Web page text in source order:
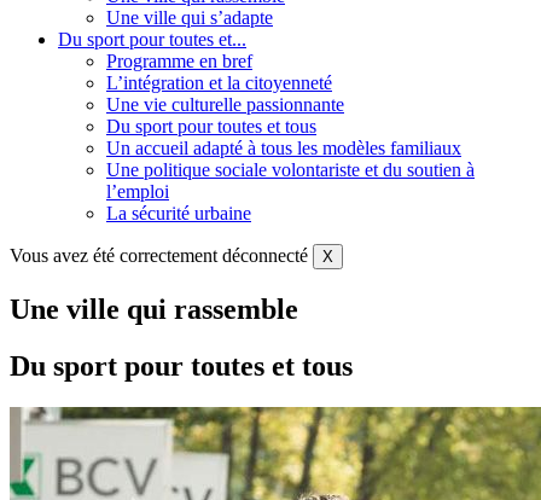
Une ville qui s’adapte
Du sport pour toutes et...
Programme en bref
L’intégration et la citoyenneté
Une vie culturelle passionnante
Du sport pour toutes et tous
Un accueil adapté à tous les modèles familiaux
Une politique sociale volontariste et du soutien à
l’emploi
La sécurité urbaine
Vous avez été correctement déconnecté X
Une ville qui rassemble
Du sport pour toutes et tous